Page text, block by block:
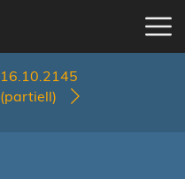
16.10.2145
(partiell)